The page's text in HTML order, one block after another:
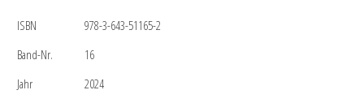
ISBN
978-3-643-51165-2
Band-Nr.
16
Jahr
2024